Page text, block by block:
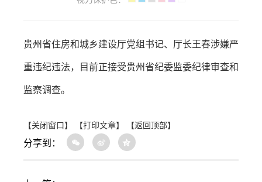
贵州省住房和城乡建设厅党组书记、厅长王春涉嫌严
重违纪违法，目前正接受贵州省纪委监委纪律审查和
监察调查。
【关闭窗口】 【打印文章】 【返回顶部】
分享到：